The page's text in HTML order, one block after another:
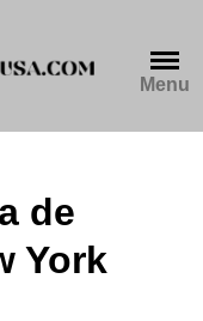
Menu
de
York